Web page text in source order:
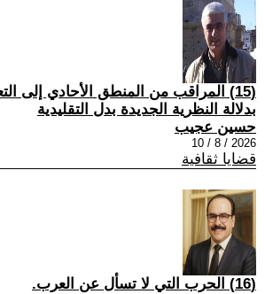
(15) المراقب من المنطق الأحادي إلى
بدلالة النظرية الجديدة بدل التقليدية
حسين عجيب
2026 / 8 / 10
قضايا ثقافية
(16) الحرب التي لا تسأل عن العرب.